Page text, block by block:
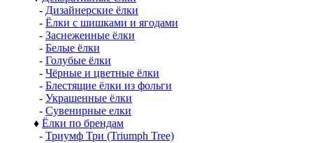
- Дизайнерские ёлки
- Ёлки с шишками и ягодами
- Заснеженные ёлки
- Белые ёлки
- Голубые ёлки
- Чёрные и цветные ёлки
- Блестящие ёлки из фольги
- Украшенные ёлки
- Сувенирные елки
♦ Ёлки по брендам
- Триумф Три (Triumph Tree)